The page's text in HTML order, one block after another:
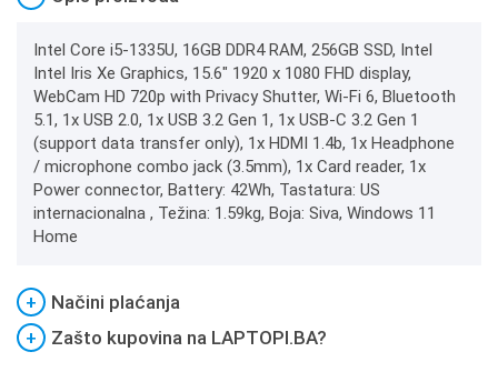
Intel Core i5-1335U, 16GB DDR4 RAM, 256GB SSD, Intel
Intel Iris Xe Graphics, 15.6" 1920 x 1080 FHD display,
WebCam HD 720p with Privacy Shutter, Wi-Fi 6, Bluetooth
5.1, 1x USB 2.0, 1x USB 3.2 Gen 1, 1x USB-C 3.2 Gen 1
(support data transfer only), 1x HDMI 1.4b, 1x Headphone
/ microphone combo jack (3.5mm), 1x Card reader, 1x
Power connector, Battery: 42Wh, Tastatura: US
internacionalna , Težina: 1.59kg, Boja: Siva, Windows 11
Home
+
Načini plaćanja
+
Zašto kupovina na LAPTOPI.BA?